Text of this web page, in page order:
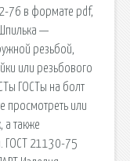
76 в формате pdf,
Шпилька —
резьбой,
или резьбового
ГОСТы на болт
просмотреть или
а также
ГОСТ 21130-75